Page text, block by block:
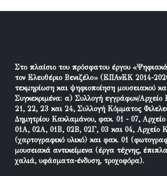
Στο πλαίσιο του πρόσφατου έργου
τον Ελευθέριο Βενιζέλο» (ΕΠΑνΕΚ 2014-
τεκμηρίωση και ψηφιοποίηση μουσειακού
Συγκεκριμένα: α) Συλλογή εγγράφων/Αρχείο
21, 22, 23 και 24, Συλλογή Κόμματος
Δημητρίου Κακλαμάνου, φακ. 01 - 07,
01Α, 02Α, 01Β, 02Β, 02Γ, 03 και 04, Αρχείο
(χαρτογραφικό υλικό) και φακ. 01
μουσειακά αντικείμενα (έργα τέχνης,
χαλιά, υφάσματα-ένδυση, τροχοφόρα).